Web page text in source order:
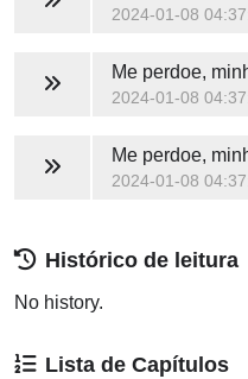
2024-01-08
Me perdoe,
2024-01-08
Me perdoe,
2024-01-08
Histórico de leitura
No history.
Lista de Capítulos